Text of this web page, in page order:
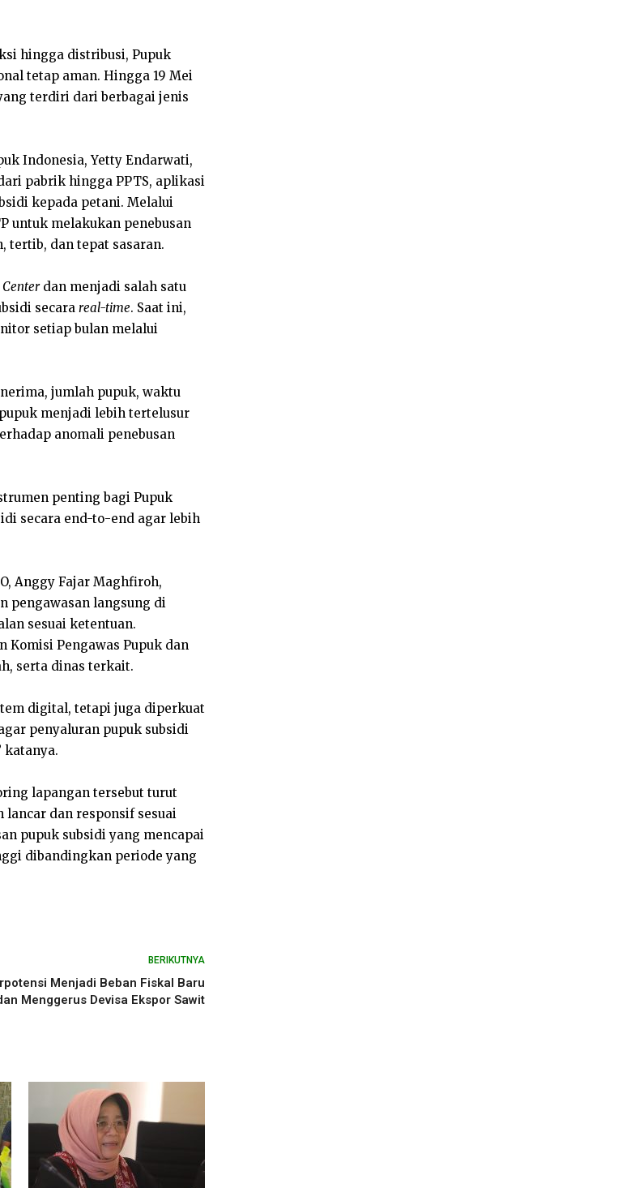
hingga distribusi, Pupuk
tetap aman. Hingga 19 Mei
terdiri dari berbagai jenis
Indonesia, Yetty Endarwati,
pabrik hingga PPTS, aplikasi
kepada petani. Melalui
untuk melakukan penebusan
tertib, dan tepat sasaran.
dan menjadi salah satu
secara real-time. Saat ini,
setiap bulan melalui
jumlah pupuk, waktu
menjadi lebih tertelusur
anomali penebusan
penting bagi Pupuk
secara end-to-end agar lebih
Anggy Fajar Maghfiroh,
pengawasan langsung di
sesuai ketentuan.
Komisi Pengawas Pupuk dan
serta dinas terkait.
digital, tetapi juga diperkuat
penyaluran pupuk subsidi
katanya.
lapangan tersebut turut
dan responsif sesuai
pupuk subsidi yang mencapai
dibandingkan periode yang
BERIKUTNYA
Menjadi Beban Fiskal Baru
Menggerus Devisa Ekspor Sawit